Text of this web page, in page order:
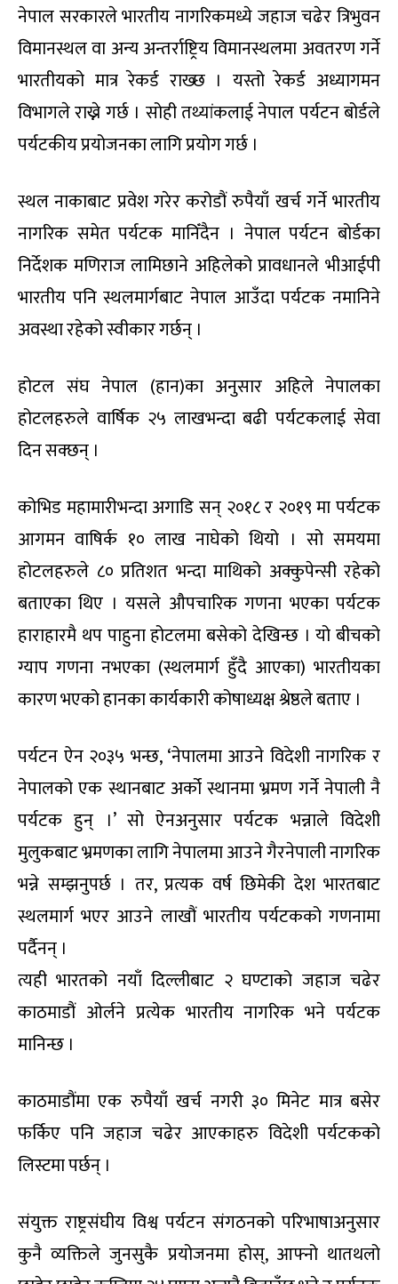
नेपाल सरकारले भारतीय नागरिकमध्ये जहाज चढेर त्रिभुवन
विमानस्थल वा अन्य अन्तर्राष्ट्रिय विमानस्थलमा अवतरण गर्ने
भारतीयको मात्र रेकर्ड राख्छ । यस्तो रेकर्ड अध्यागमन
विभागले राख्ने गर्छ । सोही तथ्यांकलाई नेपाल पर्यटन बोर्डले
पर्यटकीय प्रयोजनका लागि प्रयोग गर्छ ।
स्थल नाकाबाट प्रवेश गरेर करोडौं रुपैयाँ खर्च गर्ने भारतीय
नागरिक समेत पर्यटक मानिँदैन । नेपाल पर्यटन बोर्डका
निर्देशक मणिराज लामिछाने अहिलेको प्रावधानले भीआईपी
भारतीय पनि स्थलमार्गबाट नेपाल आउँदा पर्यटक नमानिने
अवस्था रहेको स्वीकार गर्छन् ।
होटल संघ नेपाल (हान)का अनुसार अहिले नेपालका
होटलहरुले वार्षिक २५ लाखभन्दा बढी पर्यटकलाई सेवा
दिन सक्छन् ।
कोभिड महामारीभन्दा अगाडि सन् २०१८ र २०१९ मा पर्यटक
आगमन वाषिर्क १० लाख नाघेको थियो । सो समयमा
होटलहरुले ८० प्रतिशत भन्दा माथिको अक्कुपेन्सी रहेको
बताएका थिए । यसले औपचारिक गणना भएका पर्यटक
हाराहारमै थप पाहुना होटलमा बसेको देखिन्छ । यो बीचको
ग्याप गणना नभएका (स्थलमार्ग हुँदै आएका) भारतीयका
कारण भएको हानका कार्यकारी कोषाध्यक्ष श्रेष्ठले बताए ।
पर्यटन ऐन २०३५ भन्छ, ‘नेपालमा आउने विदेशी नागरिक र
नेपालको एक स्थानबाट अर्को स्थानमा भ्रमण गर्ने नेपाली नै
पर्यटक हुन् ।’ सो ऐनअनुसार पर्यटक भन्नाले विदेशी
मुलुकबाट भ्रमणका लागि नेपालमा आउने गैरनेपाली नागरिक
भन्ने सम्झनुपर्छ । तर, प्रत्यक वर्ष छिमेकी देश भारतबाट
स्थलमार्ग भएर आउने लाखौं भारतीय पर्यटकको गणनामा
पर्दैनन् ।
त्यही भारतको नयाँ दिल्लीबाट २ घण्टाको जहाज चढेर
काठमाडौं ओर्लने प्रत्येक भारतीय नागरिक भने पर्यटक
मानिन्छ ।
काठमाडौंमा एक रुपैयाँ खर्च नगरी ३० मिनेट मात्र बसेर
फर्किए पनि जहाज चढेर आएकाहरु विदेशी पर्यटकको
लिस्टमा पर्छन् ।
संयुक्त राष्ट्रसंघीय विश्व पर्यटन संगठनको परिभाषाअनुसार
कुनै व्यक्तिले जुनसुकै प्रयोजनमा होस्, आफ्नो थातथलो